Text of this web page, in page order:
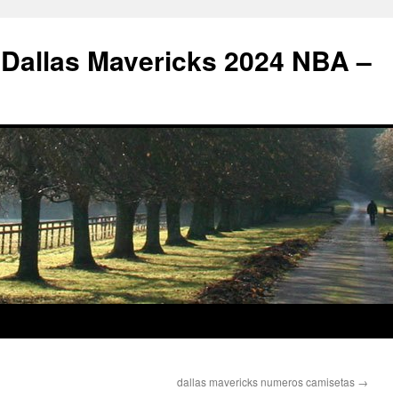
Mavericks 2024 NBA –
dallas mavericks numeros camisetas →